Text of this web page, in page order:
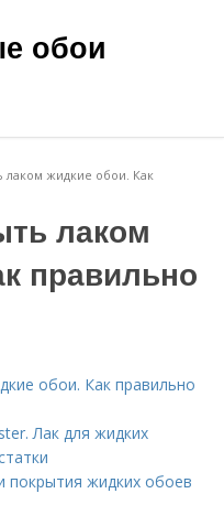
обои
жидкие обои. Как
лаком
правильно
обои. Как правильно
Лак для жидких
покрытия жидких обоев